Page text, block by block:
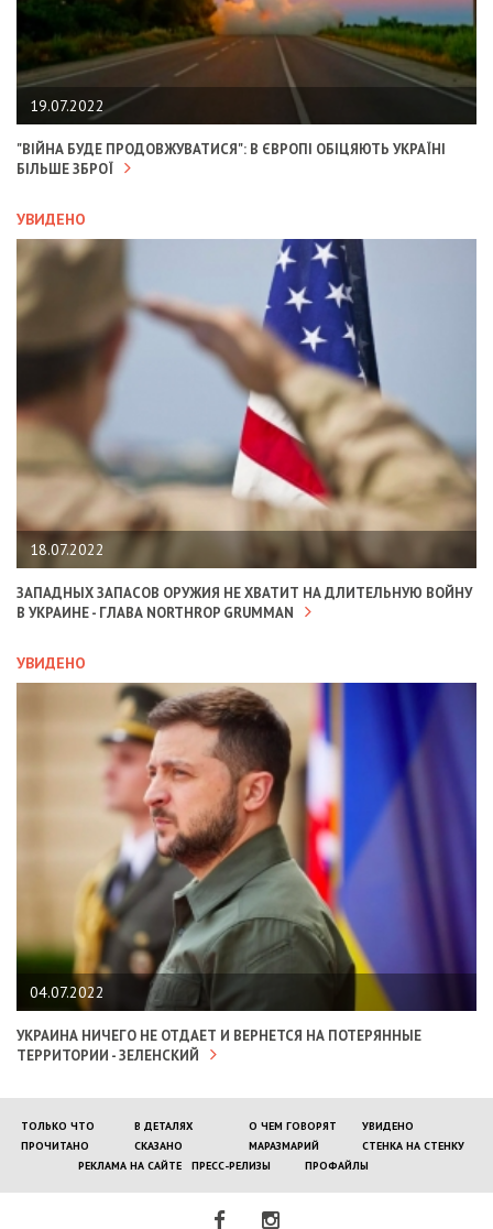
19.07.2022
"ВІЙНА БУДЕ ПРОДОВЖУВАТИСЯ": В ЄВРОПІ ОБІЦЯЮТЬ УКРАЇНІ
БІЛЬШЕ ЗБРОЇ
УВИДЕНО
18.07.2022
ЗАПАДНЫХ ЗАПАСОВ ОРУЖИЯ НЕ ХВАТИТ НА ДЛИТЕЛЬНУЮ ВОЙНУ
В УКРАИНЕ - ГЛАВА NORTHROP GRUMMAN
УВИДЕНО
04.07.2022
УКРАИНА НИЧЕГО НЕ ОТДАЕТ И ВЕРНЕТСЯ НА ПОТЕРЯННЫЕ
ТЕРРИТОРИИ - ЗЕЛЕНСКИЙ
ТОЛЬКО ЧТО В ДЕТАЛЯХ О ЧЕМ ГОВОРЯТ
УВИДЕНО
ПРОЧИТАНО
СКАЗАНО МАРАЗМАРИЙ
СТЕНКА НА СТЕНКУ
РЕКЛАМА НА САЙТЕ
ПРЕСС-РЕЛИЗЫ ПРОФАЙЛЫ